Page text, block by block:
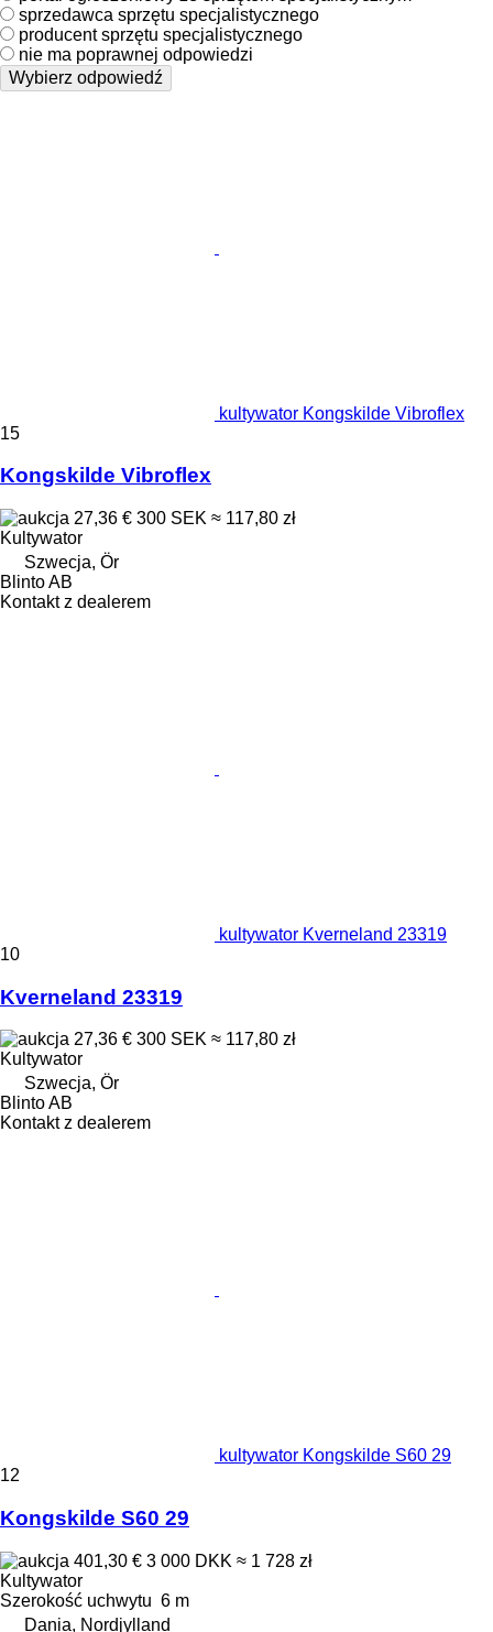
sprzedawca sprzętu specjalistycznego
producent sprzętu specjalistycznego
nie ma poprawnej odpowiedzi
Wybierz odpowiedź
kultywator Kongskilde Vibroflex
15
Kongskilde Vibroflex
27,36 € 300 SEK ≈ 117,80 zł
Kultywator
Szwecja, Ör
Blinto AB
Kontakt z dealerem
kultywator Kverneland 23319
10
Kverneland 23319
27,36 € 300 SEK ≈ 117,80 zł
Kultywator
Szwecja, Ör
Blinto AB
Kontakt z dealerem
kultywator Kongskilde S60 29
12
Kongskilde S60 29
401,30 € 3 000 DKK ≈ 1 728 zł
Kultywator
Szerokość uchwytu 6 m
Dania, Nordjylland